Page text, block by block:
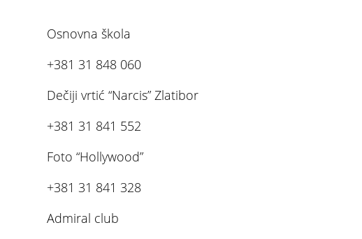
Osnovna škola
+381 31 848 060
Dečiji vrtić “Narcis” Zlatibor
+381 31 841 552
Foto “Hollywood”
+381 31 841 328
Admiral club